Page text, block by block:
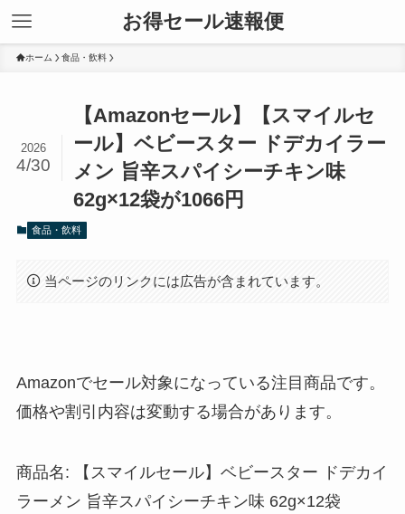
お得セール速報便
ホーム 食品・飲料
【Amazonセール】【スマイルセ
ール】ベビースター ドデカイラー
メン 旨辛スパイシーチキン味
62g×12袋が1066円
2026
4/30
食品・飲料
当ページのリンクには広告が含まれています。
Amazonでセール対象になっている注目商品です。
価格や割引内容は変動する場合があります。
商品名: 【スマイルセール】ベビースター ドデカイ
ラーメン 旨辛スパイシーチキン味 62g×12袋